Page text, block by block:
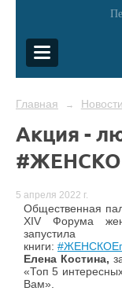
Главная → Новости
Акция -
5 апреля 2022 г.
Общественная
XIV Форума
книги:
Елена Костина,
«Топ 5
Вам».